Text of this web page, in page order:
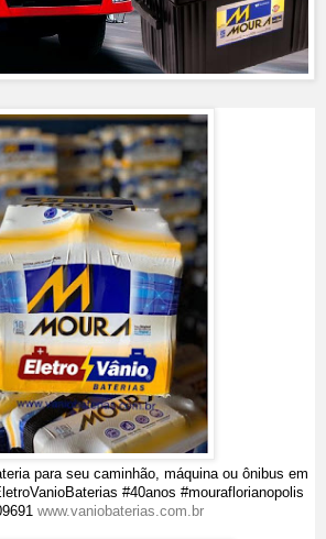
para seu caminhão, máquina ou ônibus em
#40anos #mouraflorianopolis
www.vaniobaterias.com.br